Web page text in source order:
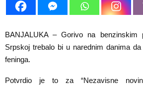
A
R
Y
BANJALUKA – Gorivo na benzinskim
Srpskoj trebalo bi u narednim danima
feninga.
Potvrdio je to za “Nezavisne